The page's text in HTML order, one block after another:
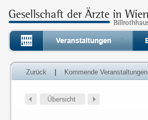
Zurück Kommende Veranstaltungen